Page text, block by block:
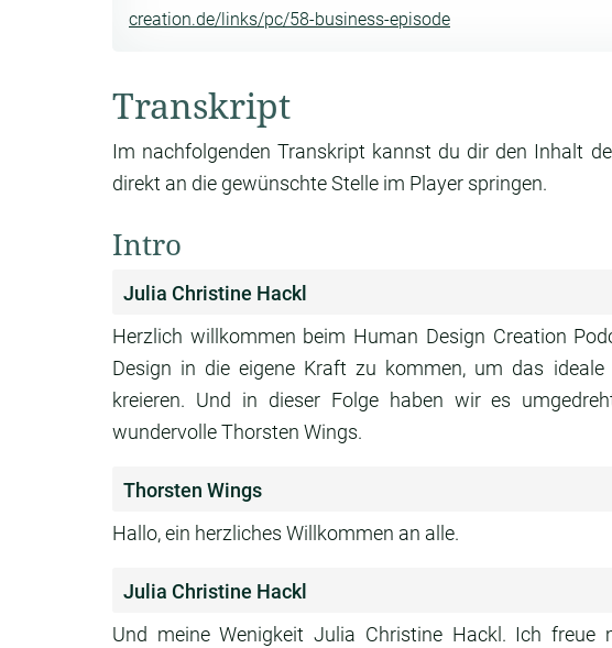
creation.de/links/pc/58-business-episode
Transkript
Im nachfolgenden Transkript kannst du dir den Inhalt
direkt an die gewünschte Stelle im Player springen.
Intro
Julia Christine Hackl
Herzlich willkommen beim Human Design Creation
Design in die eigene Kraft zu kommen, um das ideale
kreieren. Und in dieser Folge haben wir es
wundervolle Thorsten Wings.
Thorsten Wings
Hallo, ein herzliches Willkommen an alle.
Julia Christine Hackl
Und meine Wenigkeit Julia Christine Hackl. Ich freue